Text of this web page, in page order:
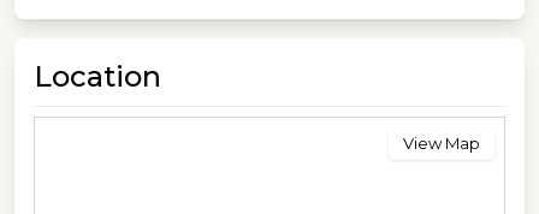
Location
View Map